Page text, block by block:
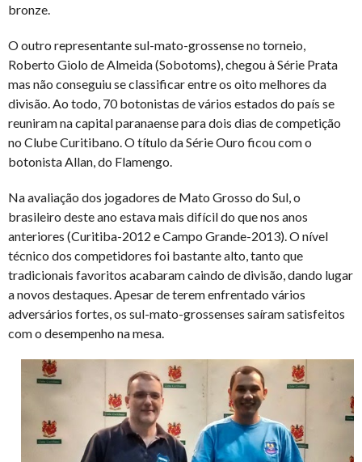
bronze.
O outro representante sul-mato-grossense no torneio,
Roberto Giolo de Almeida (Sobotoms), chegou à Série Prata
mas não conseguiu se classificar entre os oito melhores da
divisão. Ao todo, 70 botonistas de vários estados do país se
reuniram na capital paranaense para dois dias de competição
no Clube Curitibano. O título da Série Ouro ficou com o
botonista Allan, do Flamengo.
Na avaliação dos jogadores de Mato Grosso do Sul, o
brasileiro deste ano estava mais difícil do que nos anos
anteriores (Curitiba-2012 e Campo Grande-2013). O nível
técnico dos competidores foi bastante alto, tanto que
tradicionais favoritos acabaram caindo de divisão, dando lugar
a novos destaques. Apesar de terem enfrentado vários
adversários fortes, os sul-mato-grossenses saíram satisfeitos
com o desempenho na mesa.